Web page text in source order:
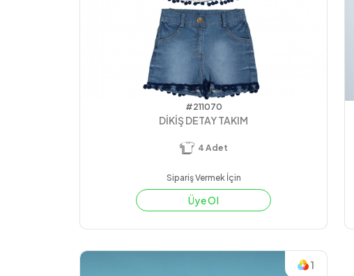
#211070
DİKİŞ DETAY TAKIM
4 Adet
Sipariş Vermek İçin
Üye Ol
1